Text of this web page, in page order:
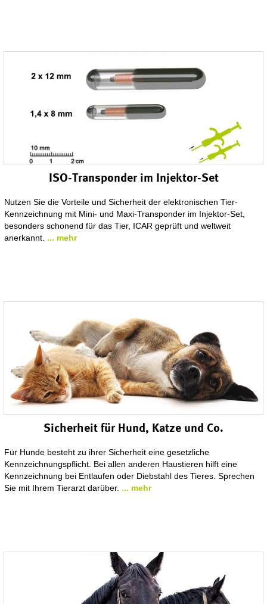
ISO-Transponder im Injektor-Set
Nutzen Sie die Vorteile und Sicherheit der elektronischen Tier-
Kennzeichnung mit Mini- und Maxi-Transponder im Injektor-Set,
besonders schonend für das Tier, ICAR geprüft und weltweit
anerkannt. ... mehr
Sicherheit für Hund, Katze und Co.
Für Hunde besteht zu ihrer Sicherheit eine gesetzliche
Kennzeichnungspflicht. Bei allen anderen Haustieren hilft eine
Kennzeichnung bei Entlaufen oder Diebstahl des Tieres. Sprechen
Sie mit Ihrem Tierarzt darüber. ... mehr